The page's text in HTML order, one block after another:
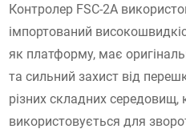
Контролер FSC-2A
імпортований
як платформу, має
та сильний захист від
різних складних середовищ,
використовується для